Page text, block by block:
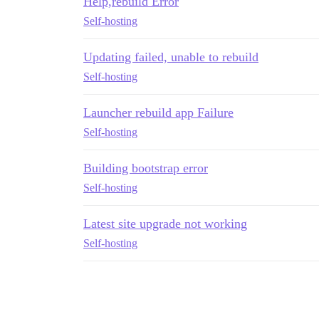
Self-hosting
Updating failed, unable to rebuild
Self-hosting
Launcher rebuild app Failure
Self-hosting
Building bootstrap error
Self-hosting
Latest site upgrade not working
Self-hosting